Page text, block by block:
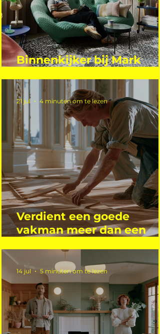
Binnenkijker bij Mark
Verdient een goede
vakman meer dan een
21 jul 4 minuten om te lezen
14 jul 5 minuten om te lezen